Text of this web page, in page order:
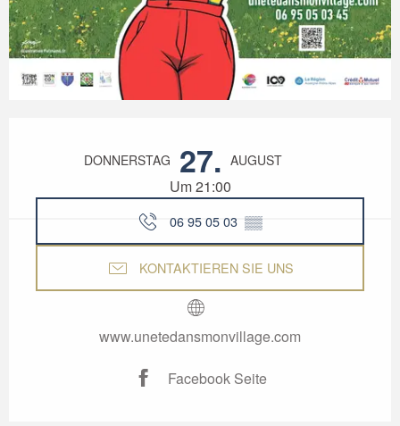
DONNERSTAG 27. AUGUST
Um 21:00
06 95 05 03 ▒▒
KONTAKTIEREN SIE UNS
www.unetedansmonvillage.com
Facebook Seite